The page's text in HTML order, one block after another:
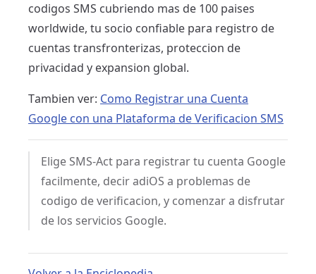
codigos SMS cubriendo mas de 100 paises
worldwide, tu socio confiable para registro de
cuentas transfronterizas, proteccion de
privacidad y expansion global.
Tambien ver: Como Registrar una Cuenta
Google con una Plataforma de Verificacion SMS
Elige SMS-Act para registrar tu cuenta Google
facilmente, decir adiOS a problemas de
codigo de verificacion, y comenzar a disfrutar
de los servicios Google.